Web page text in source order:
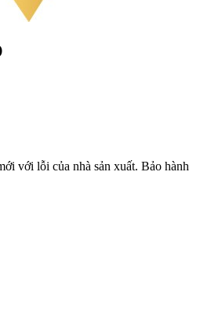
với lỗi của nhà sản xuất. Bảo hành